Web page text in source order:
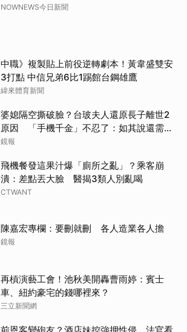
NOWNEWS今日新聞
中職》複製貼上前役逆轉劇本！黃韋盛雙安
3打點 中信兄弟6比1踢館台鋼雄鷹
緯來體育新聞
婆媳隔空撕破臉？台玻夫人還原長子離世2
原因 「手機千金」不忍了：如其說還需要
離開嗎？
鏡報
飛機餐發這果汁爆「廁所之亂」？乘客崩
潰：差點丟大臉 醫揭3類人別亂喝
CTWANT
陳嘉宏專欄：要刪就刪 各人造業各人擔
鏡報
再槓演藝工會！池秋美開轟曹雨婷：賓士
車、紐約豪宅的錢哪裡來？
三立新聞網
前恩客變砲友？酒店妹控強押性侵 法官看